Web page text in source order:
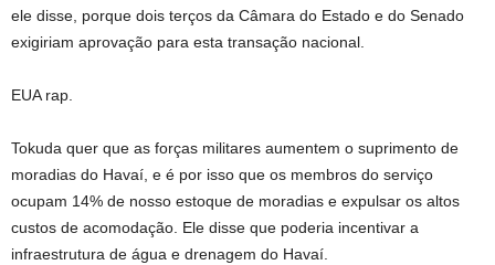
ele disse, porque dois terços da Câmara do Estado e do Senado
exigiriam aprovação para esta transação nacional.
EUA rap.
Tokuda quer que as forças militares aumentem o suprimento de
moradias do Havaí, e é por isso que os membros do serviço
ocupam 14% de nosso estoque de moradias e expulsar os altos
custos de acomodação. Ele disse que poderia incentivar a
infraestrutura de água e drenagem do Havaí.